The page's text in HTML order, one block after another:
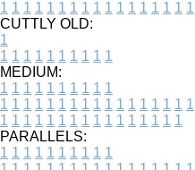
1 1 1 1 1 1 1 1 1 1 1 1 1 1 1 1 1
CUTTLY OLD:
1
1 1 1 1 1 1 1 1 1 1
MEDIUM:
1 1 1 1 1 1 1 1 1 1
1 1 1 1 1 1 1 1 1 1 1 1 1 1 1 1 1
1 1 1 1 1 1 1 1 1 1 1 1 1 1 1 1
PARALLELS:
1 1 1 1 1 1 1 1 1 1